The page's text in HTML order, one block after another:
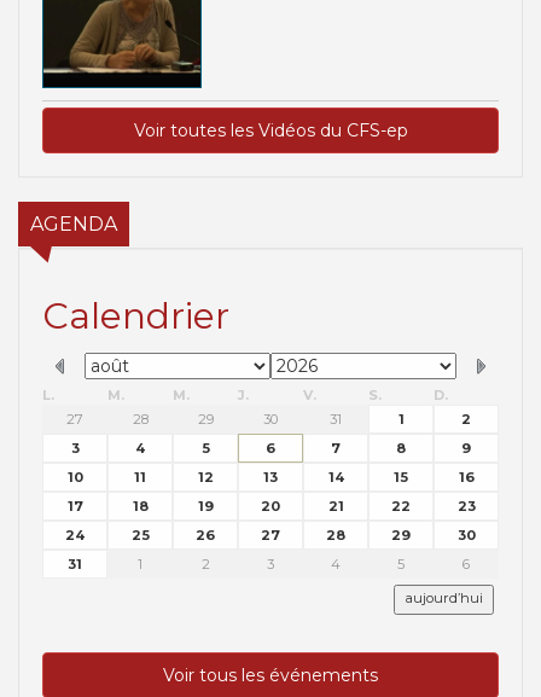
Voir toutes les Vidéos du CFS-ep
AGENDA
Calendrier
L. M. M. J. V. S.
D.
27
28 29 30 31 1
2
3
4 5 6 7 8
9
10
11 12 13 14 15
16
17
18 19 20 21 22
23
24
25 26 27 28 29
30
31
1 2 3 4 5 6
aujourd’hui
Voir tous les événements